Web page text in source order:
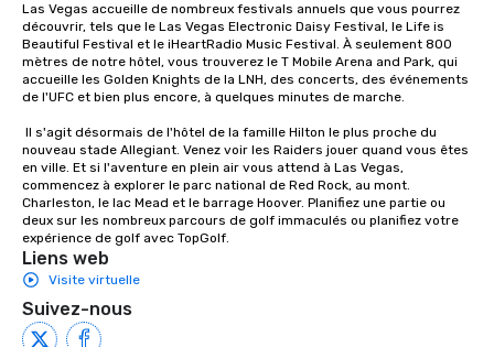
are drinks. However, a beverage
package upgrade is available, which
provides guests a signature cocktail
at various stops. Build Your Network
Our exclusive experiences provide the
ultimate networking opportunities. At
a typical sit-down dinner, you’re lucky
to engage the person to the left and
right of you. Because our tours take
place at multiple restaurants, with
walking in between, there are
countless opportunities to interact
with different people when you sit
down at each venue and as you
traverse along the way. Our
Las Vegas accueille de nombreux festivals annuels que vous pourrez
découvrir, tels que le Las Vegas Electronic Daisy Festival, le Life is
Beautiful Festival et le iHeartRadio Music Festival. À seulement 800
mètres de notre hôtel, vous trouverez le T Mobile Arena and Park, qui
accueille les Golden Knights de la LNH, des concerts, des événements
de l'UFC et bien plus encore, à quelques minutes de marche.
nouveau stade Allegiant. Venez voir les Raiders jouer quand vous êtes
en ville. Et si l'aventure en plein air vous attend à Las Vegas,
commencez à explorer le parc national de Red Rock, au mont.
Charleston, le lac Mead et le barrage Hoover. Planifiez une partie ou
deux sur les nombreux parcours de golf immaculés ou planifiez votre
expérience de golf avec TopGolf.
Liens web
Visite virtuelle
Suivez-nous